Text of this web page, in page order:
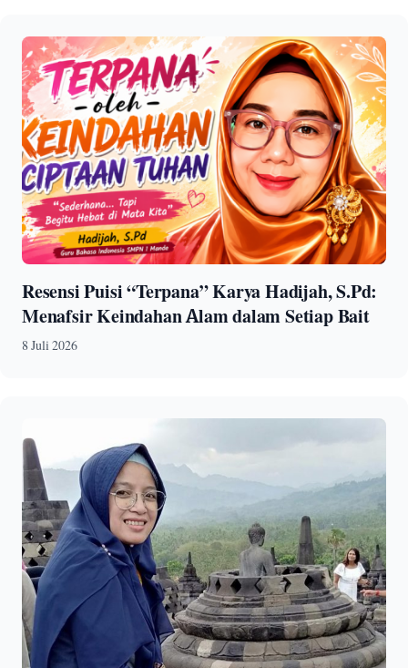
Resensi Puisi “Terpana” Karya Hadijah, S.Pd:
Menafsir Keindahan Alam dalam Setiap Bait
8 Juli 2026